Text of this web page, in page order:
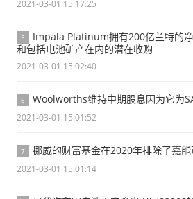
2021-03-01 15:17:25
5
Impala Platinum拥有200亿兰特的
和包括电池矿产在内的潜在收购
2021-03-01 15:02:40
6 Woolworths维持中期股息因为它为
2021-03-01 15:01:52
7 挪威的财富基金在2020年排除了嘉
2021-03-01 15:01:14